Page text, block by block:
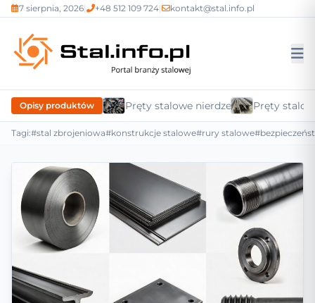
7 sierpnia, 2026| +48 512 109 724| kontakt@stal.info.pl
Opisy produktów Pręty stalowe nierdzewnePręty
Tagi:#stal zbrojeniowa#konstrukcje stalowe#rury stalowe